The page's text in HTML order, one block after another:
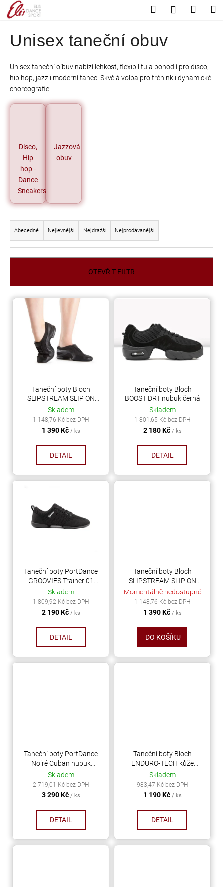
Přejít
na
HledatPřihlášení
Unisex taneční obuv
Unisex taneční oíbuv nabízí lehkost, flexibilitu a pohodlí pro disco,
hip hop, jazz i moderní tanec. Skvělá volba pro trénink i dynamické
choreografie.
Disco,
Hip
hop -
Dance
Sneakers
Jazzová
obuv
Ř
a
z
e
í
p
Abecedně Nejlevnější Nejdražší Nejprodávanější
OTEVŘÍT FILTR
V
Taneční boty Bloch
SLIPSTREAM SLIP ON
kůže černá
Skladem
1 148,76 Kč bez DPH
1 390 Kč / ks
DETAIL
Taneční boty Bloch
BOOST DRT nubuk černá
Skladem
1 801,65 Kč bez DPH
2 180 Kč / ks
DETAIL
Taneční boty PortDance
GROOVIES Trainer 01
černá
Skladem
1 809,92 Kč bez DPH
2 190 Kč / ks
DETAIL
Taneční boty Bloch
SLIPSTREAM SLIP ON
kůže černá-stříbrná
Momentálně nedostupné
1 148,76 Kč bez DPH
1 390 Kč / ks
DO KOŠÍKU
Taneční boty PortDance
Noiré Cuban nubuk
černá-flitry podpatek 4
cm
Skladem
2 719,01 Kč bez DPH
3 290 Kč / ks
DETAIL
Taneční boty Bloch
ENDURO-TECH kůže
černá
Skladem
983,47 Kč bez DPH
1 190 Kč / ks
DETAIL
o
o
p
o
t
t
e
n
a
j
í
?
e
17X28MM
CRYSTAL